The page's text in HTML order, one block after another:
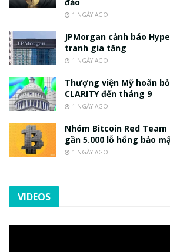
đảo
1 NGÀY AGO
JPMorgan cảnh báo
tranh gia tăng
1 NGÀY AGO
Thượng viện Mỹ hoãn
CLARITY đến tháng 9
1 NGÀY AGO
Nhóm Bitcoin Red
gần 5.000 lỗ hổng bảo
1 NGÀY AGO
VIDEOS